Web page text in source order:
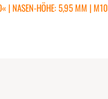
| NASEN-HÖHE: 5,95 MM | M10